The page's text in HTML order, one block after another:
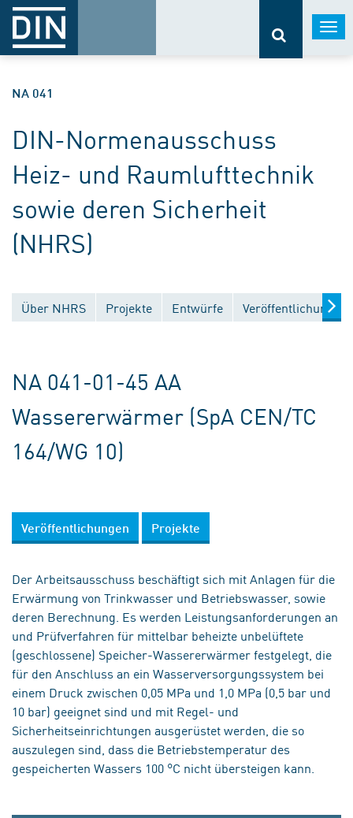
NA 041
DIN-Normenausschuss
Heiz- und Raumlufttechnik
sowie deren Sicherheit
(NHRS)
Über NHRS Projekte Entwürfe Veröffentlichungen
NA 041-01-45 AA
Wassererwärmer (SpA CEN/TC
164/WG 10)
Veröffentlichungen Projekte
Der Arbeitsausschuss beschäftigt sich mit Anlagen für die
Erwärmung von Trinkwasser und Betriebswasser, sowie
deren Berechnung. Es werden Leistungsanforderungen an
und Prüfverfahren für mittelbar beheizte unbelüftete
(geschlossene) Speicher-Wassererwärmer festgelegt, die
für den Anschluss an ein Wasserversorgungssystem bei
einem Druck zwischen 0,05 MPa und 1,0 MPa (0,5 bar und
10 bar) geeignet sind und mit Regel- und
Sicherheitseinrichtungen ausgerüstet werden, die so
auszulegen sind, dass die Betriebstemperatur des
gespeicherten Wassers 100 °C nicht übersteigen kann.